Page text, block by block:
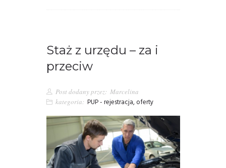
Staż z urzędu – za i
przeciw
Post dodany przez: Marcelina
kategoria: PUP - rejestracja, oferty